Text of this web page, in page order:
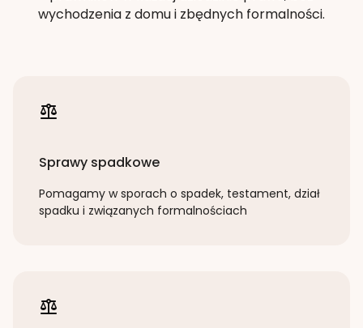
wychodzenia z domu i zbędnych formalności.
Sprawy spadkowe
Pomagamy w sporach o spadek, testament, dział
spadku i związanych formalnościach